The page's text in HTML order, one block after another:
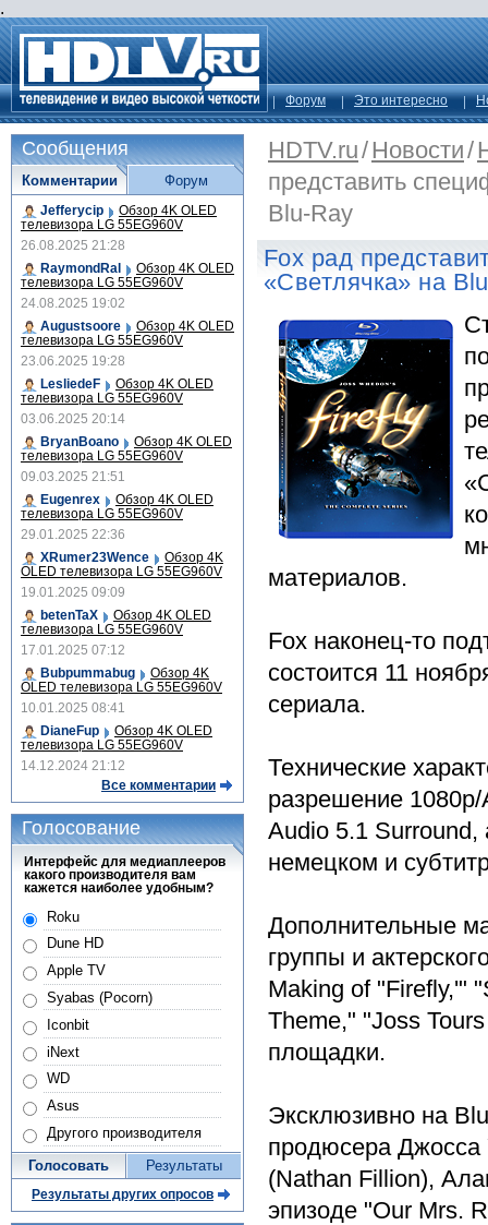
.
Форум Это интересно
HDTV.ru/Новости/
представить
Blu-Ray
Fox рад
«Светлячка» на
материалов.
Fox наконец-то
состоится 11
сериала.
Технические
разрешение
Audio 5.1 Surround,
немецком и
Дополнительные
группы и
Making of "Firefly,'"
Theme," "Joss
площадки.
Эксклюзивно на
продюсера Джосса
(Nathan Fillion),
эпизоде "Our Mrs.
Сообщения
Комментарии
Jefferycip Обзор 4K OLED
телевизора LG 55EG960V
26.08.2025 21:28
RaymondRal
Обзор 4K OLED
телевизора LG 55EG960V
24.08.2025 19:02
Augustsoore
Обзор 4K OLED
телевизора LG 55EG960V
23.06.2025 19:28
LesliedeF
Обзор 4K OLED
телевизора LG 55EG960V
03.06.2025 20:14
BryanBoano
Обзор 4K OLED
телевизора LG 55EG960V
09.03.2025 21:51
Eugenrex
Обзор 4K OLED
телевизора LG 55EG960V
29.01.2025 22:36
XRumer23Wence
Обзор 4K
OLED телевизора LG 55EG960V
19.01.2025 09:09
betenTaX
Обзор 4K OLED
телевизора LG 55EG960V
17.01.2025 07:12
Bubpummabug
Обзор 4K
OLED телевизора LG 55EG960V
10.01.2025 08:41
DianeFup
Обзор 4K OLED
телевизора LG 55EG960V
14.12.2024 21:12
Все комментарии
Форум
Голосование
Интерфейс для медиаплееров
какого производителя вам
кажется наиболее удобным?
Roku
Dune HD
Apple TV
Syabas (Pocorn)
Iconbit
iNext
WD
Asus
Другого производителя
Голосовать Результаты
Результаты других опросов